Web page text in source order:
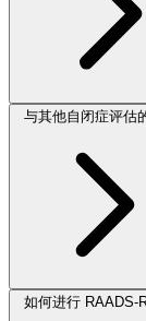
与其他自闭症评估
如何进行 RAADS-